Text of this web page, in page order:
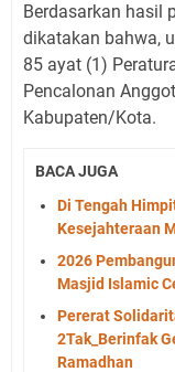
Berdasarkan hasil
dikatakan bahwa,
85 ayat (1)
Pencalonan
Kabupaten/Kota.
BACA JUGA
Di Tengah
Kesejahteraan
2026
Masjid Islamic
Pererat
2Tak_Berinfak
Ramadhan